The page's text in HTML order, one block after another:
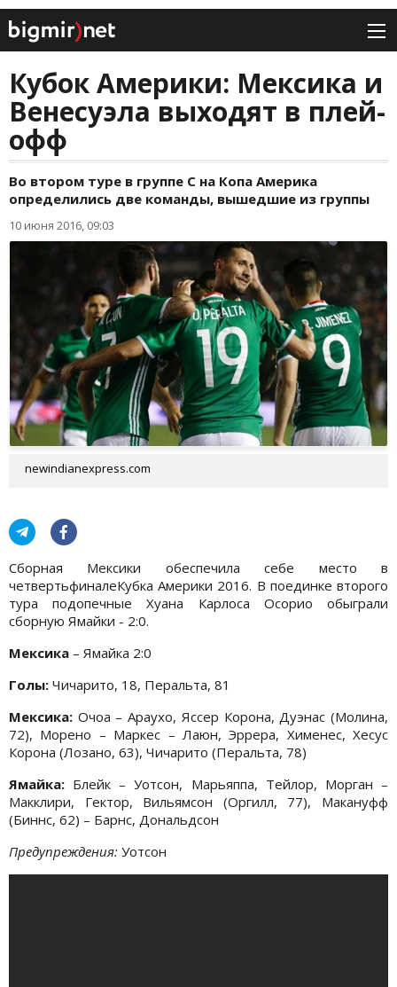
Кубок Америки: Мексика и
Венесуэла выходят в плей-
офф
Во втором туре в группе С на Копа Америка
определились две команды, вышедшие из группы
10 июня 2016, 09:03
newindianexpress.com
Сборная Мексики обеспечила себе место в
четвертьфиналеКубка Америки 2016. В поединке второго
тура подопечные Хуана Карлоса Осорио обыграли
сборную Ямайки - 2:0.
Мексика – Ямайка 2:0
Голы: Чичарито, 18, Перальта, 81
Мексика: Очоа – Араухо, Яссер Корона, Дуэнас (Молина,
72), Морено – Маркес – Лаюн, Эррера, Хименес, Хесус
Корона (Лозано, 63), Чичарито (Перальта, 78)
Ямайка: Блейк – Уотсон, Марьяппа, Тейлор, Морган –
Макклири, Гектор, Вильямсон (Оргилл, 77), Макануфф
(Биннс, 62) – Барнс, Дональдсон
Предупреждения: Уотсон